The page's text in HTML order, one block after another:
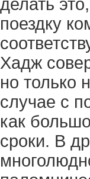
делать
поездку
Хадж
но только
случае с
как
сроки. В